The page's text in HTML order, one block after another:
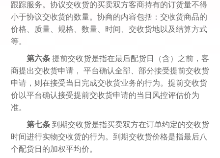
跟踪服务。协议交收货的买卖双方客商持有的订货量不得
小于协议交收货的数量。协商的内容包括：交收货商品的
价格、质量、规格、数量、时间、交收货地以及结算方式
等。
第六条 提前交收货是指在最后配货日（含）之前，客
商提出交收货申请， 平台确认全部、部分接受提前交收货
申请，则在接受当日完成交收货业务的行为。提前交收货
价以平台确认接受提前交收货申请的当日风控评估价为
准。
第七条 到期交收货是指买卖双方在订单约定的交收货
时间进行实物交收货的行为。到期交收货价格是指最后八
个配货日的加权平均价。